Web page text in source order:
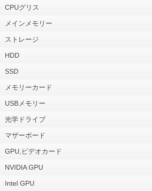
CPUグリス
メインメモリー
ストレージ
HDD
SSD
メモリーカード
USBメモリー
光学ドライブ
マザーボード
GPU,ビデオカード
NVIDIA GPU
Intel GPU